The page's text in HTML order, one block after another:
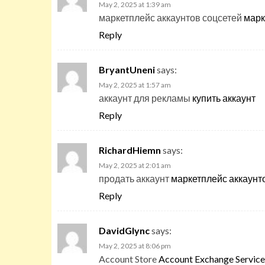
May 2, 2025 at 1:39 am
маркетплейс аккаунтов соцсетей
Reply
BryantUnenisays:
May 2, 2025 at 1:57 am
аккаунт для рекламы купить аккаунт
Reply
RichardHiemn says:
May 2, 2025 at 2:01 am
продать аккаунт маркетплейс
Reply
DavidGlyncsays:
May 2, 2025 at 8:06 pm
Account StoreAccount Exchange Service